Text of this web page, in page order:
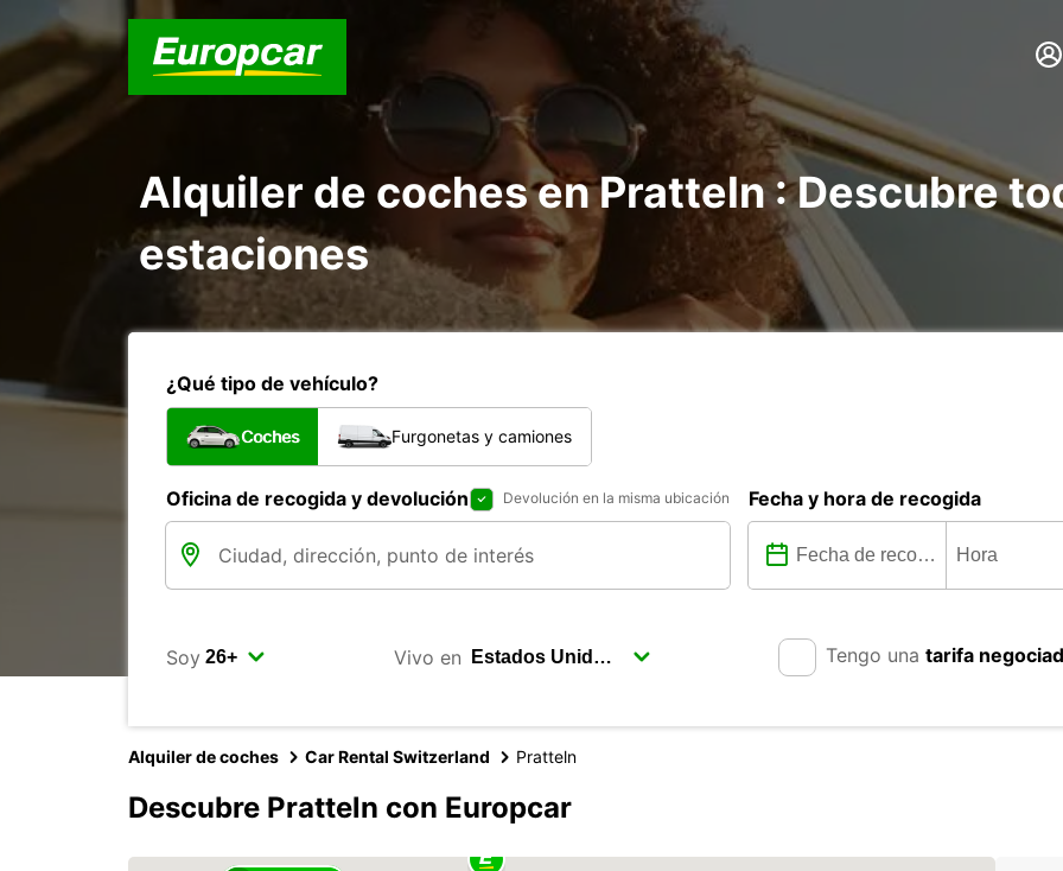
Alquiler de coches en Pratteln : Descubre
estaciones
¿Qué tipo de vehículo?
Coches Furgonetas y camiones
Oficina de recogida y devolución Devolución en la misma ubicación Fecha y hora de recogida
Soy Vivo en Tengo una tarifa
Alquiler de coches Car Rental Switzerland Pratteln
Descubre Pratteln con Europcar